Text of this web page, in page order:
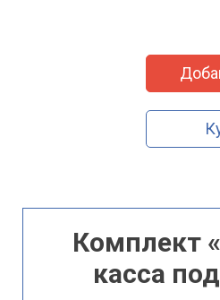
Комплект
касса